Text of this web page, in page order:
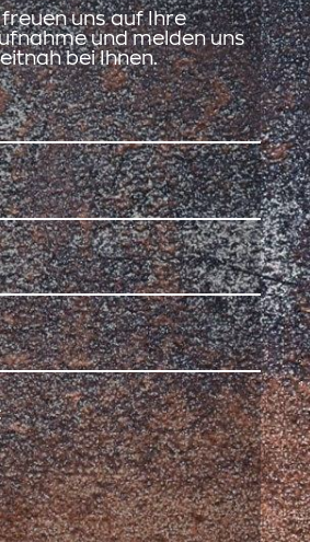
uns auf Ihre
und melden uns
bei Ihnen.